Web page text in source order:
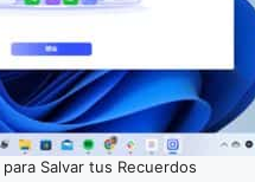
Salvar tus Recuerdos